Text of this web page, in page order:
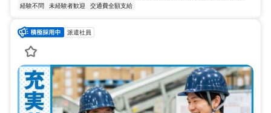
経験不問
未経験者歓迎 交通費全額支給
派遣社員